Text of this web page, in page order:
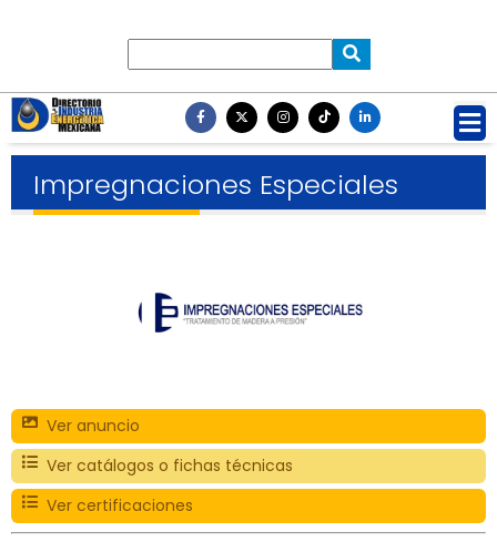
Impregnaciones Especiales
Ver anuncio
Ver catálogos o fichas técnicas
Ver certificaciones